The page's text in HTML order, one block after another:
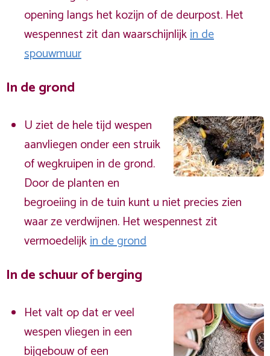
opening langs het kozijn of de deurpost. Het
wespennest zit dan waarschijnlijkin de
spouwmuur
In de grond
U ziet de hele tijd wespen
aanvliegen onder een struik
of wegkruipen in de grond.
Door de planten en
begroeiing in de tuin kunt u niet precies zien
waar ze verdwijnen. Het wespennest zit
vermoedelijkin de grond
In de schuur of berging
Het valt op dat er veel
wespen vliegen in een
bijgebouw of een